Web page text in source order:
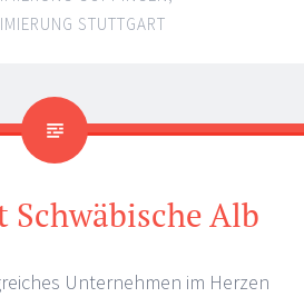
STUTTGART
Schwäbische Alb
Unternehmen im Herzen